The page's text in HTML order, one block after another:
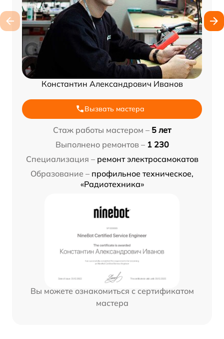
Константин Александрович Иванов
Вызвать мастера
Стаж работы мастером – 5 лет
Выполнено ремонтов – 1 230
Специализация – ремонт электросамокатов
Образование – профильное техническое,
«Радиотехника»
Вы можете ознакомиться с сертификатом
мастера